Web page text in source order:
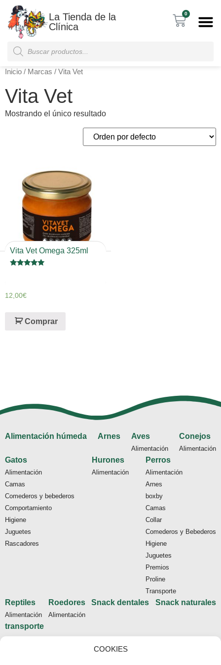
COOKIES
La Tienda de la
Clínica
0
Inicio / Marcas / Vita Vet
Vita Vet
Mostrando el único resultado
Vita Vet Omega 325ml
12,00€
Comprar
Alimentación húmeda Arnes Aves
Alimentación
Conejos
Alimentación
Gatos
Alimentación
Camas
Comederos y bebederos
Comportamiento
Higiene
Juguetes
Rascadores
Hurones
Alimentación
Perros
Alimentación
Arnes
boxby
Camas
Collar
Comederos y Bebederos
Higiene
Juguetes
Premios
Proline
Transporte
Reptiles
Alimentación
Roedores
Alimentación
Snack dentales Snack naturales
transporte